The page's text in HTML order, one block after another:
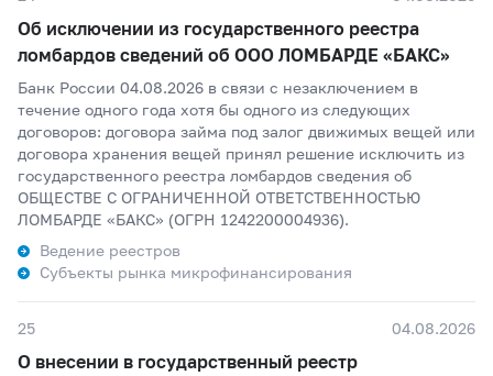
Об исключении из государственного реестра
ломбардов сведений об ООО ЛОМБАРДЕ «БАКС»
Банк России 04.08.2026 в связи с незаключением в
течение одного года хотя бы одного из следующих
договоров: договора займа под залог движимых вещей или
договора хранения вещей принял решение исключить из
государственного реестра ломбардов сведения об
ОБЩЕСТВЕ С ОГРАНИЧЕННОЙ ОТВЕТСТВЕННОСТЬЮ
ЛОМБАРДЕ «БАКС» (ОГРН 1242200004936).
Ведение реестров
Субъекты рынка микрофинансирования
25 04.08.2026
О внесении в государственный реестр